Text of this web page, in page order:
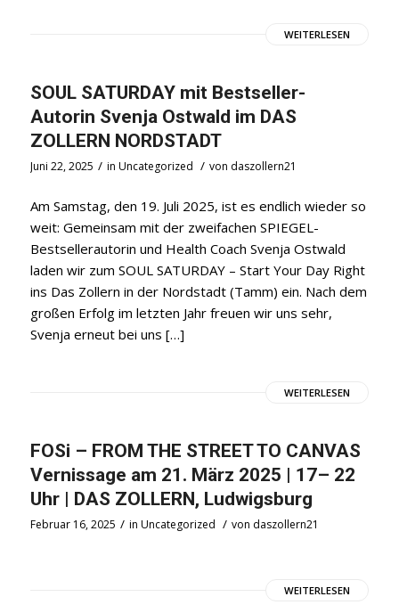
WEITERLESEN
SOUL SATURDAY mit Bestseller-
Autorin Svenja Ostwald im DAS
ZOLLERN NORDSTADT
Juni 22, 2025 / in Uncategorized / von daszollern21
Am Samstag, den 19. Juli 2025, ist es endlich wieder so
weit: Gemeinsam mit der zweifachen SPIEGEL-
Bestsellerautorin und Health Coach Svenja Ostwald
laden wir zum SOUL SATURDAY – Start Your Day Right
ins Das Zollern in der Nordstadt (Tamm) ein. Nach dem
großen Erfolg im letzten Jahr freuen wir uns sehr,
Svenja erneut bei uns […]
WEITERLESEN
FOSi – FROM THE STREET TO CANVAS
Vernissage am 21. März 2025 | 17– 22
Uhr | DAS ZOLLERN, Ludwigsburg
Februar 16, 2025 / in Uncategorized / von daszollern21
WEITERLESEN